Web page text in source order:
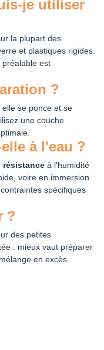
je utiliser
la plupart des
et plastiques rigides.
préalable est
?
se ponce et se
une couche
à l'eau ?
résistance à l'humidité
voire en immersion
spécifiques
?
des petites
: mieux vaut préparer
en excès.